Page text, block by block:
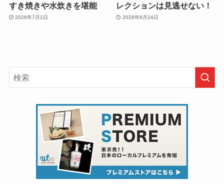
すき焼きや水炊きを堪能
2026年7月1日
レクションは見逃せない！
2026年6月24日